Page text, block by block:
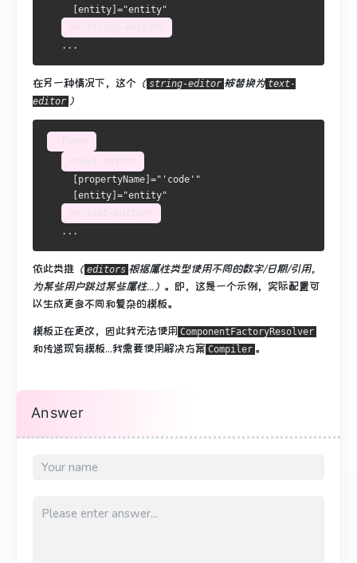
entity ="entity"
></string-editor>
   ...
在另一种情况下，这个 （ string-editor 被替换为 text-
editor ）
<form>
<text-editor
propertyName ="'code'"
entity ="entity"
></text-editor>
   ...
依此类推 （ editors 根据属性类型使用不同的数字/日期/引用，
为某些用户跳过某些属性...） 。 即，这是一个示例，实际配置可
以生成更多不同和复杂的模板。
模板正在更改，因此我无法使用 ComponentFactoryResolver
和传递现有模板...我需要使用解决方案 Compiler 。
Answer